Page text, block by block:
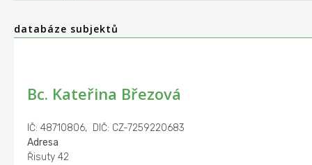
databáze subjektů
Bc. Kateřina Březová
IČ: 48710806, DIČ: CZ-7259220683
Adresa
Řisuty 42